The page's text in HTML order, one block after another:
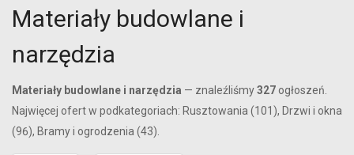
Materiały budowlane i
narzędzia
Materiały budowlane i narzędzia — znaleźliśmy327 ogłoszeń.
Najwięcej ofert w podkategoriach: Rusztowania (101), Drzwi i okna
(96), Bramy i ogrodzenia (43).